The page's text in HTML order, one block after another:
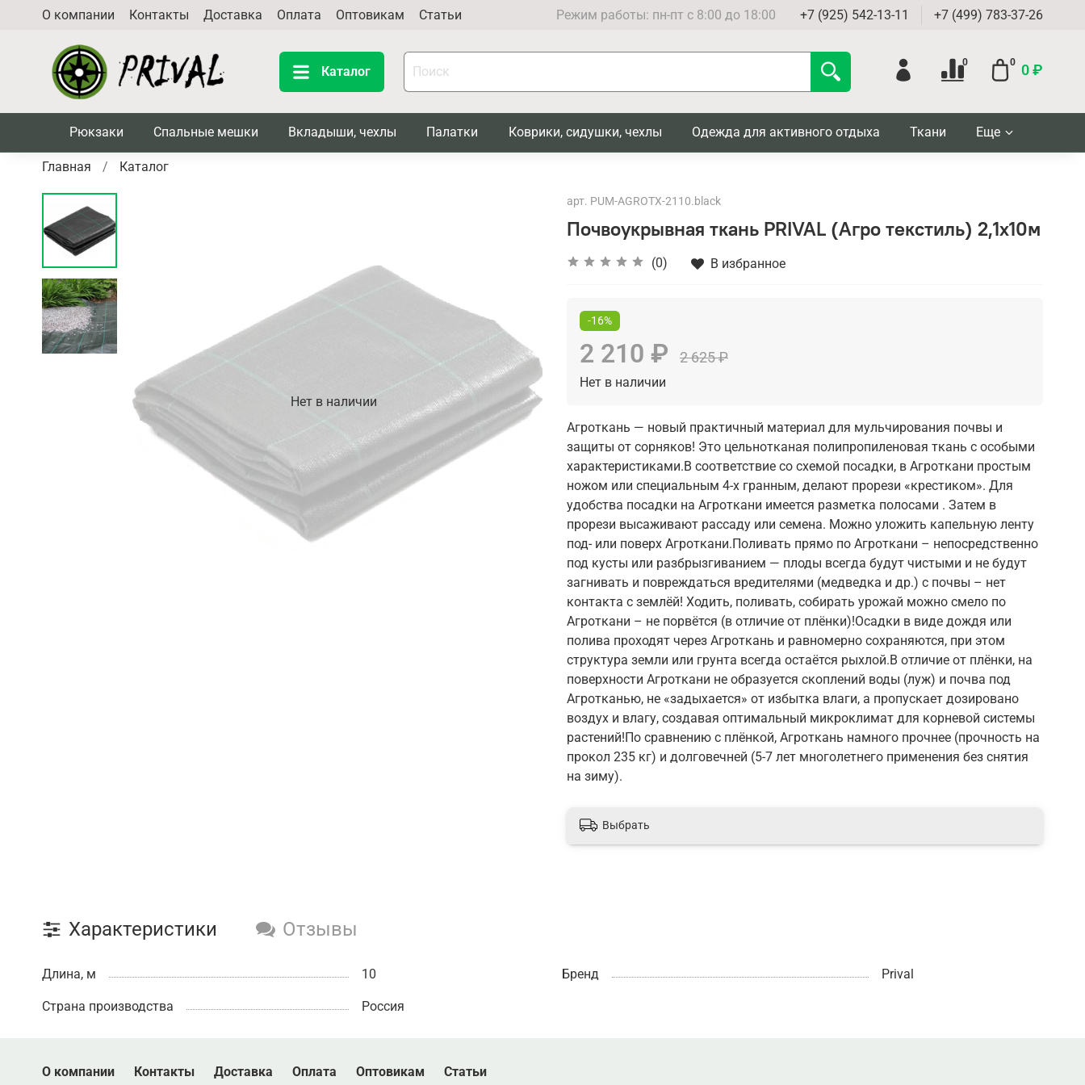
О компании Контакты Доставка Оплата Оптовикам Статьи Режим работы: пн-пт с 8:00 до 18:00 +7 (925) 542-13-11 +7 (499) 783-37-26
Каталог
0 0 0 ₽
Рюкзаки Спальные мешки Вкладыши, чехлы Палатки Коврики, сидушки, чехлы Одежда для активного отдыха Ткани Еще
Главная Каталог
Нет в наличии
арт. PUM-AGROTX-2110.black
Почвоукрывная ткань PRIVAL (Агро текстиль) 2,1х10м
(0) В избранное
-16%
2 210 ₽ 2 625 ₽
Нет в наличии
Агроткань — новый практичный материал для мульчирования почвы и
защиты от сорняков! Это цельнотканая полипропиленовая ткань с особыми
характеристиками.В соответствие со схемой посадки, в Агроткани простым
ножом или специальным 4-х гранным, делают прорези «крестиком». Для
удобства посадки на Агроткани имеется разметка полосами . Затем в
прорези высаживают рассаду или семена. Можно уложить капельную ленту
под- или поверх Агроткани.Поливать прямо по Агроткани – непосредственно
под кусты или разбрызгиванием — плоды всегда будут чистыми и не будут
загнивать и повреждаться вредителями (медведка и др.) с почвы – нет
контакта с землёй! Ходить, поливать, собирать урожай можно смело по
Агроткани – не порвётся (в отличие от плёнки)!Осадки в виде дождя или
полива проходят через Агроткань и равномерно сохраняются, при этом
структура земли или грунта всегда остаётся рыхлой.В отличие от плёнки, на
поверхности Агроткани не образуется скоплений воды (луж) и почва под
Агротканью, не «задыхается» от избытка влаги, а пропускает дозировано
воздух и влагу, создавая оптимальный микроклимат для корневой системы
растений!По сравнению с плёнкой, Агроткань намного прочнее (прочность на
прокол 235 кг) и долговечней (5-7 лет многолетнего применения без снятия
на зиму).
Выбрать
Характеристики Отзывы
Длина, м 10 Бренд Prival
Страна производства Россия
О компании Контакты Доставка Оплата Оптовикам Статьи